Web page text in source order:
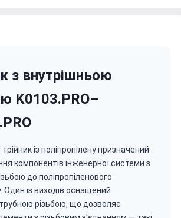
з внутрішньою
K0103.PRO–
із поліпропілену призначений
компонентів інженерної системи з
до поліпропіленового
Один із виходів оснащений
різьбою, що дозволяє